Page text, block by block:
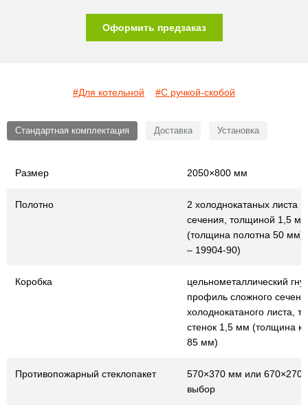
Оформить предзаказ
#Для котельной #С ручкой-скобой
Стандартная комплектация Доставка Установка
Размер 2050×800 мм
Полотно
2 холоднокатаных листа
сечения, толщиной 1,5 мм
(толщина полотна 50
– 19904-90)
Коробка
цельнометаллический
профиль сложного
холоднокатаного листа,
стенок 1,5 мм (толщина
85 мм)
Противопожарный стеклопакет
570×370 мм или 670×270
выбор